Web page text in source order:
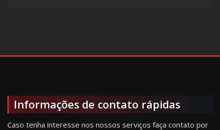
Informações de contato rápidas
Caso tenha interesse nos nossos serviços faça contato por